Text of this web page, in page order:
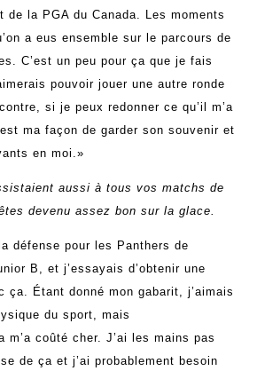
de la PGA du Canada. Les moments
a eus ensemble sur le parcours de
C’est un peu pour ça que je fais
pouvoir jouer une autre ronde
si je peux redonner ce qu’il m’a
ma façon de garder son souvenir et
en moi.»
aussi à tous vos matchs de
devenu assez bon sur la glace.
défense pour les Panthers de
B, et j’essayais d’obtenir une
ça. Étant donné mon gabarit, j’aimais
du sport, mais
m’a coûté cher. J’ai les mains pas
de ça et j’ai probablement besoin